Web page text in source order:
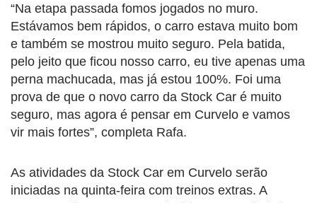
“Na etapa passada fomos jogados no muro.
Estávamos bem rápidos, o carro estava muito bom
e também se mostrou muito seguro. Pela batida,
pelo jeito que ficou nosso carro, eu tive apenas uma
perna machucada, mas já estou 100%. Foi uma
prova de que o novo carro da Stock Car é muito
seguro, mas agora é pensar em Curvelo e vamos
vir mais fortes”, completa Rafa.
As atividades da Stock Car em Curvelo serão
iniciadas na quinta-feira com treinos extras. A